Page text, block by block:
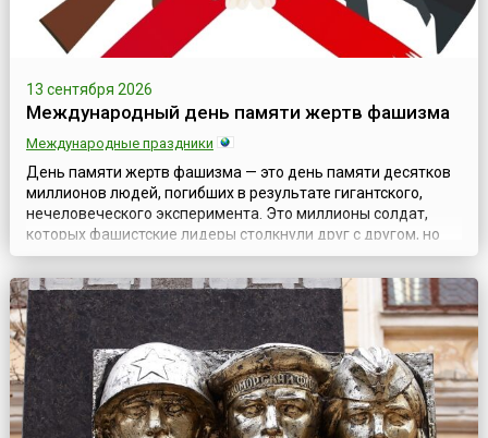
13 сентября 2026
Международный день памяти жертв фашизма
Международные праздники
День памяти жертв фашизма — это день памяти десятков
миллионов людей, погибших в результате гигантского,
нечеловеческого эксперимента. Это миллионы солдат,
которых фашистские лидеры столкнули друг с другом, но
ещё больше — мирных жителей, которые погибали под
бомбами, в концлагерях, от болезней и от голода.В 1962
году было принято решение считать каждое второе
воскресенье сентября Международны...